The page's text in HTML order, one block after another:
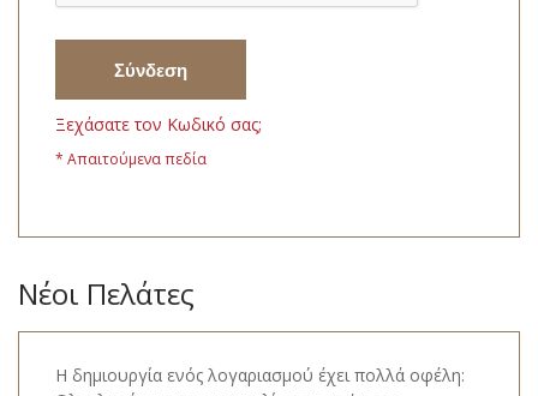
Σύνδεση
Ξεχάσατε τον Κωδικό σας;
Νέοι Πελάτες
Η δημιουργία ενός λογαριασμού έχει πολλά οφέλη: